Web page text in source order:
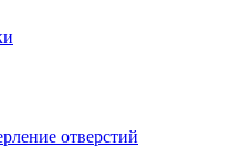
отверстий